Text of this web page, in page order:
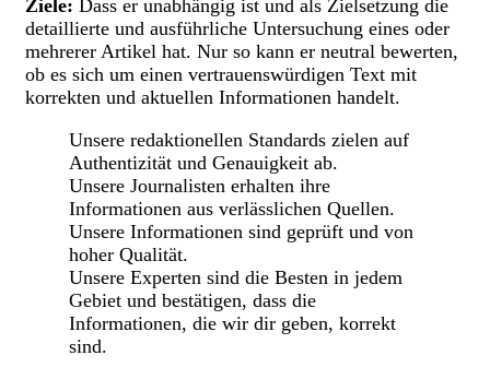
Ziele: Dass er unabhängig ist und als Zielsetzung die
detaillierte und ausführliche Untersuchung eines oder
mehrerer Artikel hat. Nur so kann er neutral bewerten,
ob es sich um einen vertrauenswürdigen Text mit
korrekten und aktuellen Informationen handelt.
Unsere redaktionellen Standards zielen auf
Authentizität und Genauigkeit ab.
Unsere Journalisten erhalten ihre
Informationen aus verlässlichen Quellen.
Unsere Informationen sind geprüft und von
hoher Qualität.
Unsere Experten sind die Besten in jedem
Gebiet und bestätigen, dass die
Informationen, die wir dir geben, korrekt
sind.